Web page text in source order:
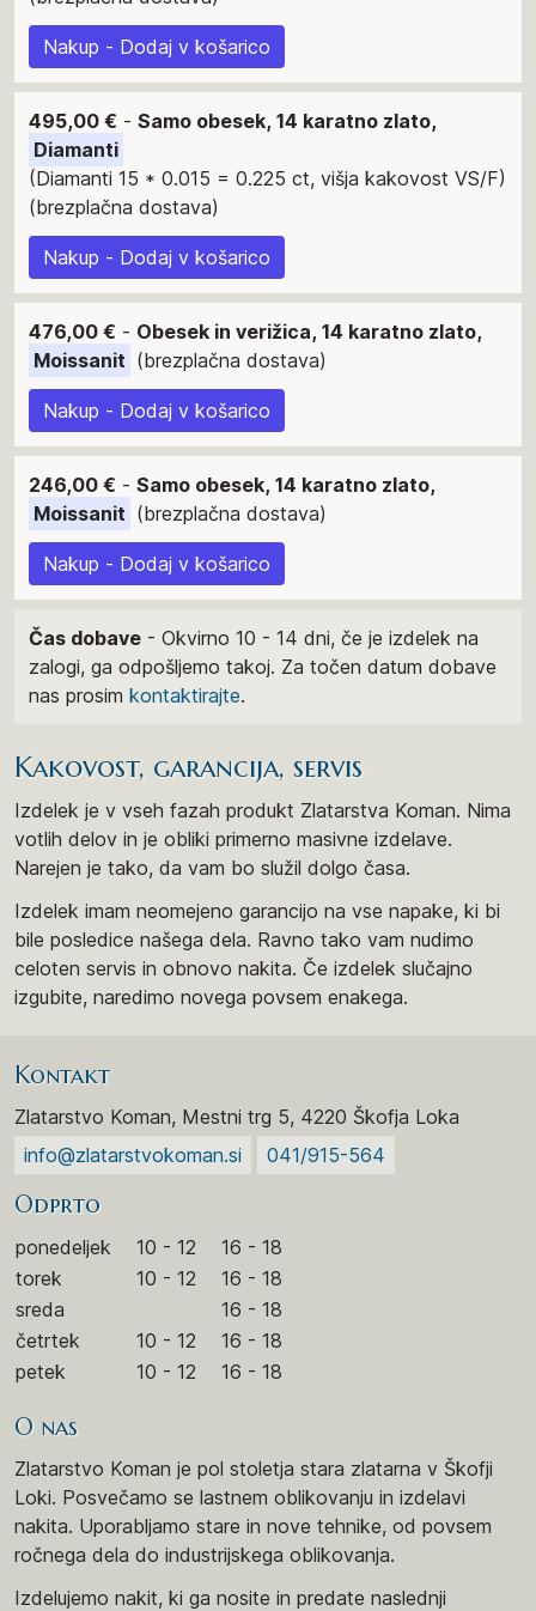
Nakup - Dodaj v košarico
495,00 € - Samo obesek, 14 karatno zlato,
Diamanti
(Diamanti 15 * 0.015 = 0.225 ct, višja kakovost VS/F)
(brezplačna dostava)
Nakup - Dodaj v košarico
476,00 € - Obesek in verižica, 14 karatno zlato,
Moissanit (brezplačna dostava)
Nakup - Dodaj v košarico
246,00 € - Samo obesek, 14 karatno zlato,
Moissanit (brezplačna dostava)
Nakup - Dodaj v košarico
Čas dobave - Okvirno 10 - 14 dni, če je izdelek na
zalogi, ga odpošljemo takoj. Za točen datum dobave
nas prosim kontaktirajte.
Kakovost, garancija, servis
Izdelek je v vseh fazah produkt Zlatarstva Koman. Nima
votlih delov in je obliki primerno masivne izdelave.
Narejen je tako, da vam bo služil dolgo časa.
Izdelek imam neomejeno garancijo na vse napake, ki bi
bile posledice našega dela. Ravno tako vam nudimo
celoten servis in obnovo nakita. Če izdelek slučajno
izgubite, naredimo novega povsem enakega.
Kontakt
Zlatarstvo Koman, Mestni trg 5, 4220 Škofja Loka
info@zlatarstvokoman.si
041/915-564
Odprto
ponedeljek 10 - 12
16 - 18
torek
10 - 12
16 - 18
sreda
16 - 18
četrtek
10 - 12
16 - 18
petek
10 - 12 16 - 18
O nas
Zlatarstvo Koman je pol stoletja stara zlatarna v Škofji
Loki. Posvečamo se lastnem oblikovanju in izdelavi
nakita. Uporabljamo stare in nove tehnike, od povsem
ročnega dela do industrijskega oblikovanja.
Izdelujemo nakit, ki ga nosite in predate naslednji